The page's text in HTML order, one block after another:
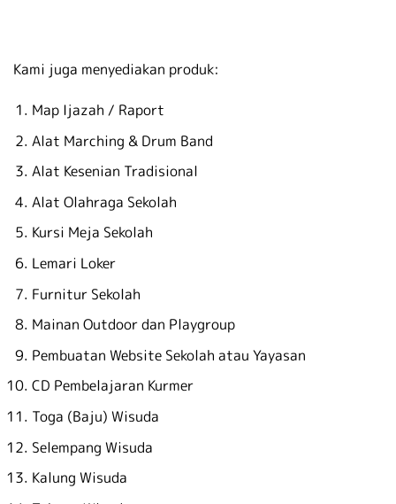
Kami juga menyediakan produk:
Map Ijazah / Raport
Alat Marching & Drum Band
Alat Kesenian Tradisional
Alat Olahraga Sekolah
Kursi Meja Sekolah
Lemari Loker
Furnitur Sekolah
Mainan Outdoor dan Playgroup
Pembuatan Website Sekolah atau Yayasan
CD Pembelajaran Kurmer
Toga (Baju) Wisuda
Selempang Wisuda
Kalung Wisuda